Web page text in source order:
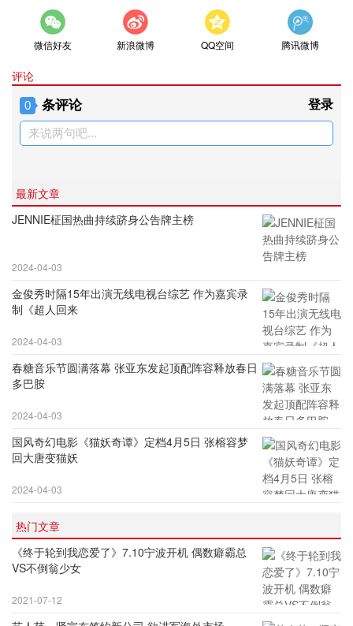
微信好友 新浪微博 QQ空间 腾讯微博
评论
0 条评论 登录
来说两句吧...
最新文章
JENNIE柾国热曲持续跻身公告牌主榜
2024-04-03
金俊秀时隔15年出演无线电视台综艺 作为嘉宾录
制《超人回来
2024-04-03
春糖音乐节圆满落幕 张亚东发起顶配阵容释放春日
多巴胺
2024-04-03
国风奇幻电影《猫妖奇谭》定档4月5日 张榕容梦
回大唐变猫妖
2024-04-03
热门文章
《终于轮到我恋爱了》7.10宁波开机 偶数癖霸总
VS不倒翁少女
2021-07-12